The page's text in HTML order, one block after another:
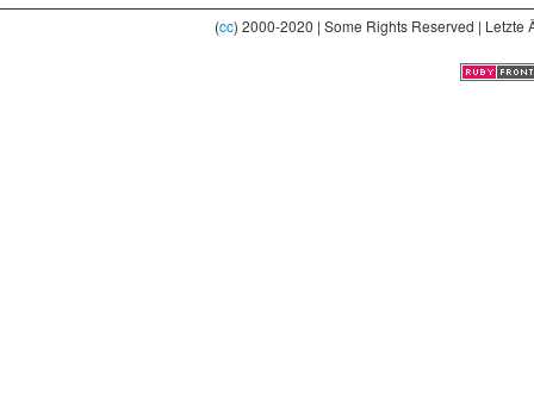
(cc) 2000-2020 | Some Rights Reserved |